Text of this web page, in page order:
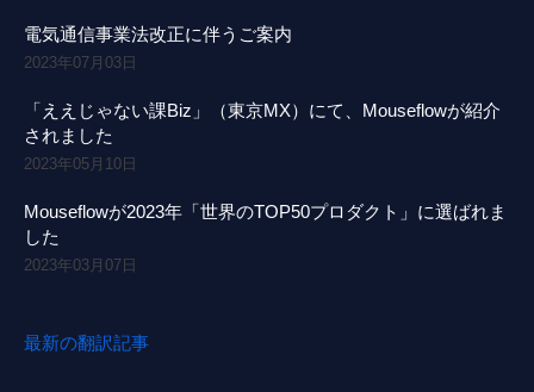
電気通信事業法改正に伴うご案内
2023年07月03日
「ええじゃない課Biz」（東京MX）にて、Mouseflowが紹介
されました
2023年05月10日
Mouseflowが2023年「世界のTOP50プロダクト」に選ばれま
した
2023年03月07日
最新の翻訳記事